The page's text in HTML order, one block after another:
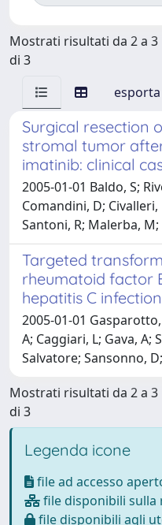
Mostrati risultati da 2 a 3
di 3
Surgical resection
stromal tumor
imatinib: clinical
2005-01-01 Baldo, S;
Comandini, D;
Santoni, R; Malerba, M;
Targeted
rheumatoid factor
hepatitis C
2005-01-01
A; Caggiari, L; Gava, A;
Salvatore; Sansonno,
Mostrati risultati da 2 a 3
di 3
Legenda icone
file ad accesso
file disponibili sulla
file disponibili agli